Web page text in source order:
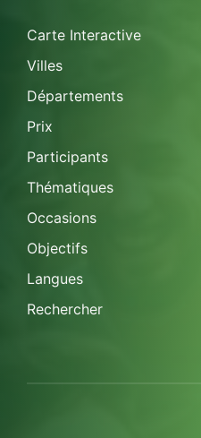
Carte Interactive
Villes
Départements
Prix
Participants
Thématiques
Occasions
Objectifs
Langues
Rechercher